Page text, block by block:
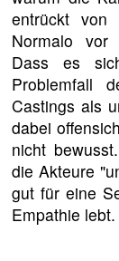
entrückt von
Normalo vor
Dass es
Problemfall
Castings als
dabei
nicht
die Akteure
gut für eine
Empathie lebt.